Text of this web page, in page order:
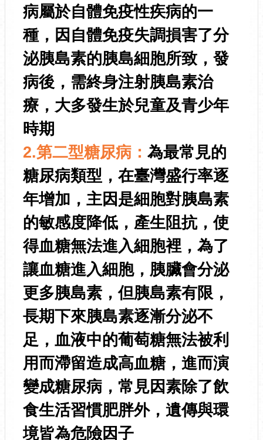
病屬於自體免疫性疾病的一
種，因自體免疫失調損害了分
泌胰島素的胰島細胞所致，發
病後，需終身注射胰島素治
療，大多發生於兒童及青少年
時期
2.第二型糖尿病： 為最常見的
糖尿病類型，在臺灣盛行率逐
年增加，主因是細胞對胰島素
的敏感度降低，產生阻抗，使
得血糖無法進入細胞裡，為了
讓血糖進入細胞，胰臟會分泌
更多胰島素，但胰島素有限，
長期下來胰島素逐漸分泌不
足，血液中的葡萄糖無法被利
用而滯留造成高血糖，進而演
變成糖尿病，常見因素除了飲
食生活習慣肥胖外，遺傳與環
境皆為危險因子